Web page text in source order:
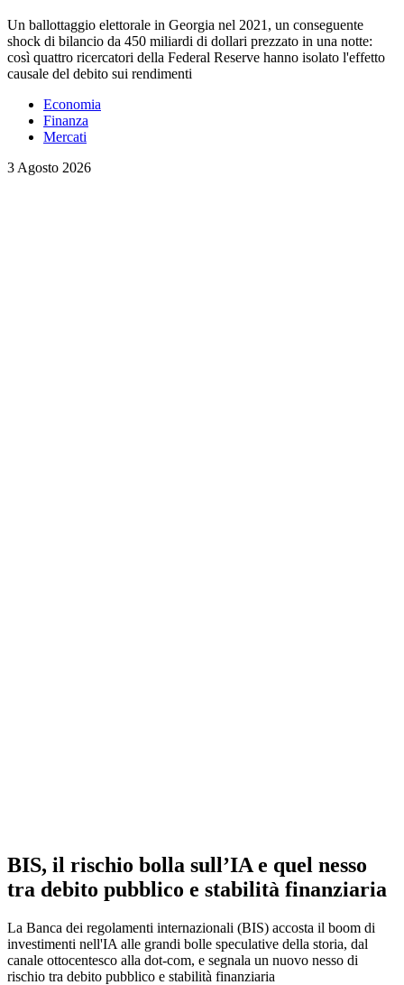
Un ballottaggio elettorale in Georgia nel 2021, un conseguente
shock di bilancio da 450 miliardi di dollari prezzato in una notte:
così quattro ricercatori della Federal Reserve hanno isolato l'effetto
causale del debito sui rendimenti
Economia
Finanza
Mercati
3 Agosto 2026
BIS, il rischio bolla sull’IA e quel nesso
tra debito pubblico e stabilità finanziaria
La Banca dei regolamenti internazionali (BIS) accosta il boom di
investimenti nell'IA alle grandi bolle speculative della storia, dal
canale ottocentesco alla dot-com, e segnala un nuovo nesso di
rischio tra debito pubblico e stabilità finanziaria